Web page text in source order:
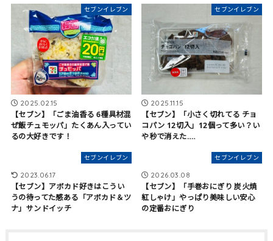
セブンイレブン
2025.02.15
【セブン】「ごま油香る 6種具材混
ぜ飯チュモッパ」たくあん入ってい
るの大好きです！
セブンイレブン
2025.11.15
【セブン】「小さく切れてる チョ
コパン 12切入」12個って多い？い
や秒で消えた‥‥
セブンイレブン
2023.06.17
【セブン】アボカド好きはこうい
うの待ってた感ある「アボカド＆ツ
ナ」サンドイッチ
セブンイレブン
2026.03.08
【セブン】「手巻おにぎり 炭火焼
紅しゃけ」やっぱり美味しい安心
の定番おにぎり